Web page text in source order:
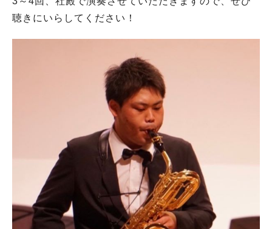
聴きにいらしてください！